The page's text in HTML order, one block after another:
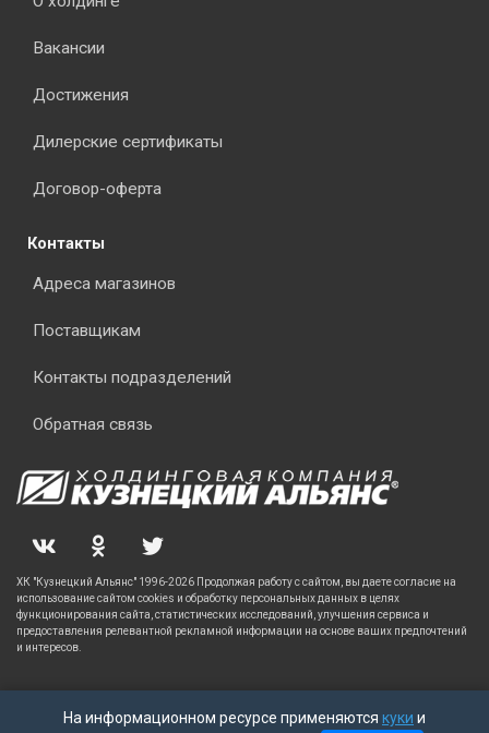
На информационном ресурсе применяются куки и
Вакансии
Достижения
Дилерские сертификаты
Договор-оферта
Контакты
Адреса магазинов
Поставщикам
Контакты подразделений
Обратная связь
ХК "Кузнецкий Альянс" 1996-2026 Продолжая работу с сайтом, вы даете согласие на
использование сайтом cookies и обработку персональных данных в целях
функционирования сайта, статистических исследований, улучшения сервиса и
предоставления релевантной рекламной информации на основе ваших предпочтений
и интересов.